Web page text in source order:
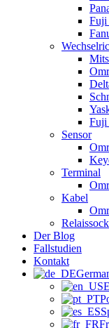
Fuji
Fuji
Sensor
Terminal
Kabel
Der Blog
Fallstudien
Kontakt